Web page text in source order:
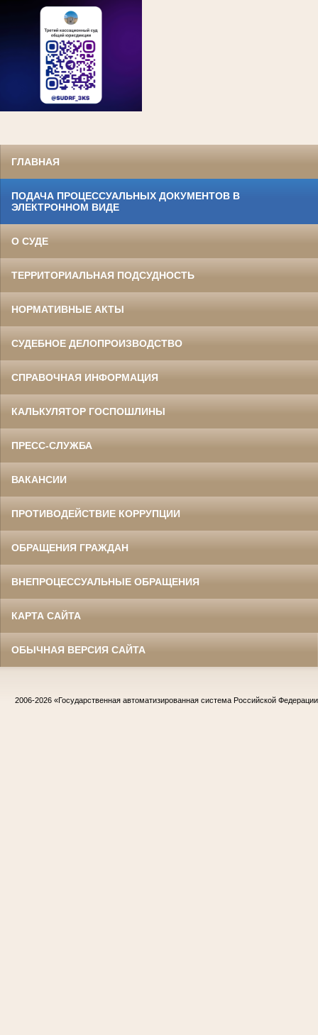
ГЛАВНАЯ
ПОДАЧА ПРОЦЕССУАЛЬНЫХ ДОКУМЕНТОВ В
ЭЛЕКТРОННОМ ВИДЕ
О СУДЕ
ТЕРРИТОРИАЛЬНАЯ ПОДСУДНОСТЬ
НОРМАТИВНЫЕ АКТЫ
СУДЕБНОЕ ДЕЛОПРОИЗВОДСТВО
СПРАВОЧНАЯ ИНФОРМАЦИЯ
КАЛЬКУЛЯТОР ГОСПОШЛИНЫ
ПРЕСС-СЛУЖБА
ВАКАНСИИ
ПРОТИВОДЕЙСТВИЕ КОРРУПЦИИ
ОБРАЩЕНИЯ ГРАЖДАН
ВНЕПРОЦЕССУАЛЬНЫЕ ОБРАЩЕНИЯ
КАРТА САЙТА
ОБЫЧНАЯ ВЕРСИЯ САЙТА
2006-2026 «Государственная автоматизированная система Российской